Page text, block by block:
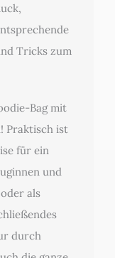
Tricks zum
Bag mit
Praktisch ist
für ein
und
als
durch